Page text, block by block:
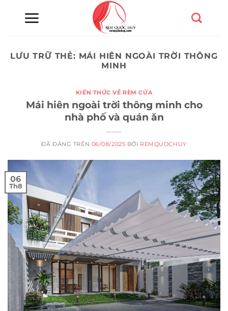
LƯU TRỮ THẺ: MÁI HIÊN NGOÀI TRỜI THÔNG
MINH
KIẾN THỨC VỀ RÈM CỬA
Mái hiên ngoài trời thông minh cho
nhà phố và quán ăn
ĐÃ ĐĂNG TRÊN 06/08/2025 BỞI REMQUOCHUY
06
Th8